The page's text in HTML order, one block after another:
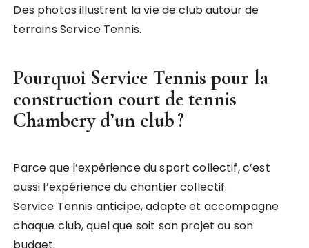
Des photos illustrent la vie de club autour de
terrains Service Tennis.
Pourquoi Service Tennis pour la
construction court de tennis
Chamberyd’un club ?
Parce que l’expérience du sport collectif, c’est
aussi l’expérience du chantier collectif.
Service Tennis anticipe, adapte et accompagne
chaque club, quel que soit son projet ou son